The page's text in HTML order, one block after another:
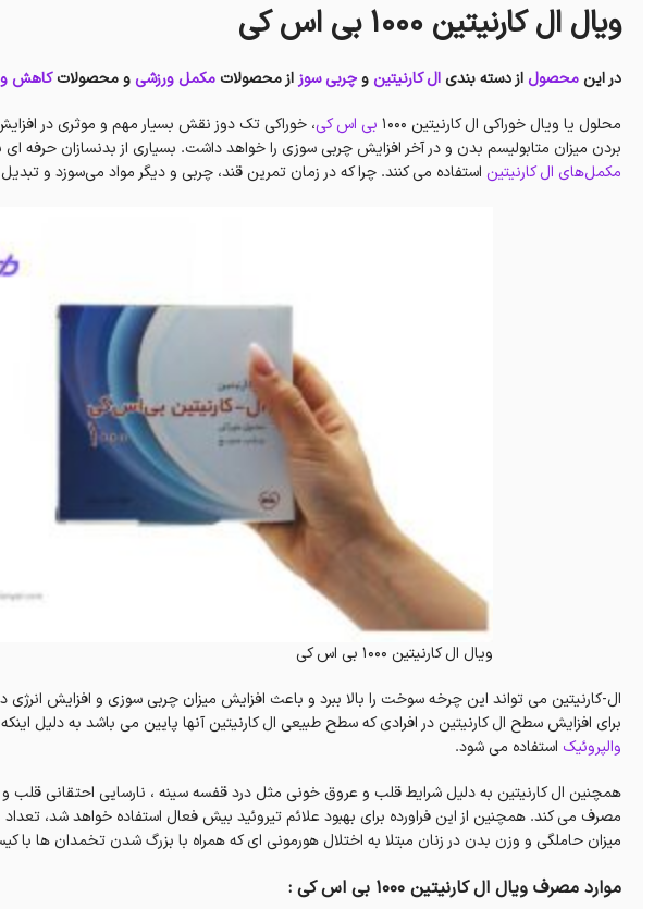
ویال ال کارنیتین 1000 بی اس کی
در این محصول از دسته بندی ال کارنیتین وچربی سوزاز محصولات مکمل ورزشیو محصولاتکاهش
محلول یا ویال خوراکی ال کارنیتین 1000
بی اس کی، خوراکی تک دوز نقش بسیار مهم و موثری در
بردن میزان متابولیسم بدن و در آخر افزایش چربی سوزی را خواهد داشت. بسیاری از بدنسازان حرفه ای
مکمل‌های ال کارنیتین استفاده می کنند. چرا که در زمان تمرین قند، چربی و دیگر مواد می‌سوزد و
ویال ال کارنیتین 1000 بی اس کی
ال-کارنیتین می تواند این چرخه سوخت را بالا ببرد و باعث افزایش میزان چربی سوزی و افزایش انرژی
برای افزایش سطح ال کارنیتین در افرادی که سطح طبیعی ال کارنیتین آنها پایین می باشد به دلیل
والپروئیک استفاده می شود.
همچنین ال کارنیتین به دلیل شرایط قلب و عروق خونی مثل درد قفسه سینه ، نارسایی احتقانی قلب
مصرف می کند. همچنین از این فراورده برای بهبود علائم تیروئید بیش فعال استفاده خواهد شد،
میزان حاملگی و وزن بدن در زنان مبتلا به اختلال هورمونی ای که همراه با بزرگ شدن تخمدان ها
موارد مصرف ویال ال کارنیتین 1000 بی اس کی :